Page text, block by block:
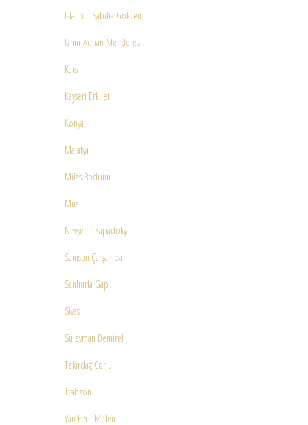
Istanbul Sabiha Gokcen
Izmir Adnan Menderes
Kars
Kayseri Erkilet
Konya
Malatya
Milas Bodrum
Mus
Nevşehir Kapadokya
Samsun Çarşamba
Sanlıurfa Gap
Sivas
Süleyman Demirel
Tekirdag Corlu
Trabzon
Van Ferit Melen